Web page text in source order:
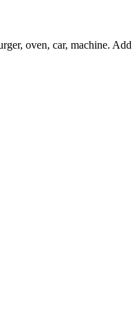
oven, car, machine.